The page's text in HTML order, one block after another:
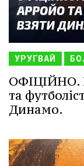
УРУГВАЙ
ОФІЦІЙНО.
та
Динамо.